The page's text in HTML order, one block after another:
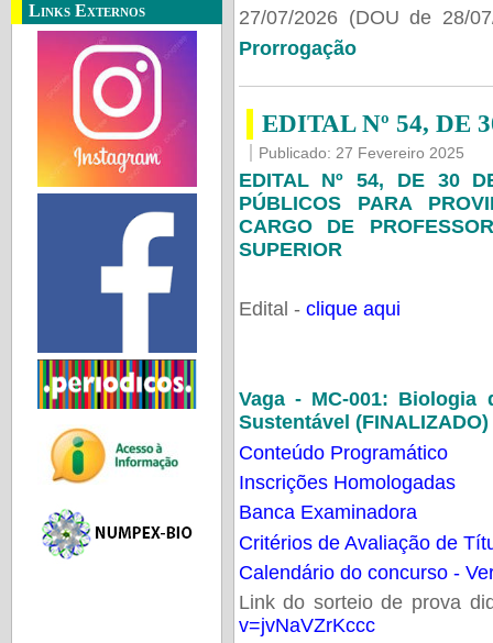
Links Externos
27/07/2026 (DOU de 28/
Prorrogação
EDITAL Nº 54, DE
Publicado: 27 Fevereiro 2025
EDITAL Nº 54, DE 30
PÚBLICOS PARA
CARGO DE
SUPERIOR
Edital - clique aqui
Vaga - MC-001: Biologia
Sustentável (FINALIZADO)
Conteúdo Programático
Inscrições Homologadas
Banca Examinadora
Critérios de Avaliação de
Calendário do concurso -
Link do sorteio de prova
v=jvNaVZrKccc